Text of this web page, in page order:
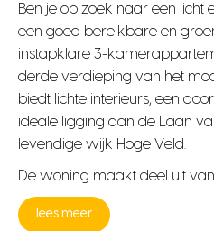
Ben je op zoek naar een licht
een goed bereikbare en
instapklare 3-
derde verdieping van het
biedt lichte interieurs, een
ideale ligging aan de Laan
levendige wijk Hoge Veld.
De woning maakt deel uit
lees meer